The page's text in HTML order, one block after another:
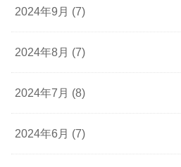
2024年9月 (7)
2024年8月 (7)
2024年7月 (8)
2024年6月 (7)